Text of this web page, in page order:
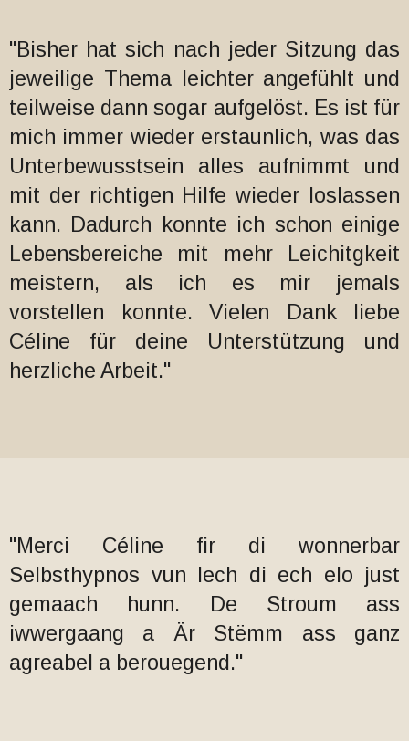
"Bisher hat sich nach jeder Sitzung das
jeweilige Thema leichter angefühlt und
teilweise dann sogar aufgelöst. Es ist für
mich immer wieder erstaunlich, was das
Unterbewusstsein alles aufnimmt und
mit der richtigen Hilfe wieder loslassen
kann. Dadurch konnte ich schon einige
Lebensbereiche mit mehr Leichitgkeit
meistern, als ich es mir jemals
vorstellen konnte. Vielen Dank liebe
Céline für deine Unterstützung und
herzliche Arbeit."
"Merci Céline fir di wonnerbar
Selbsthypnos vun Iech di ech elo just
gemaach hunn. De Stroum ass
iwwergaang a Är Stëmm ass ganz
agreabel a berouegend."